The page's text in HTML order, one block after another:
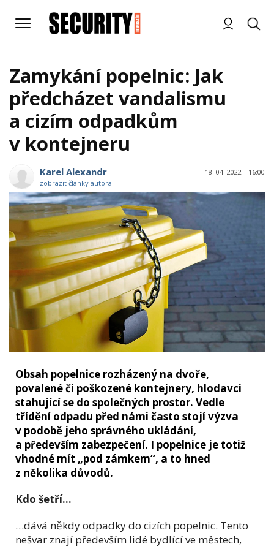
Zamykání popelnic: Jak
předcházet vandalismu
a cizím odpadkům
v kontejneru
Karel Alexandr
zobrazit články autora
18. 04. 2022 16:00
Obsah popelnice rozházený na dvoře,
povalené či poškozené kontejnery, hlodavci
stahující se do společných prostor. Vedle
třídění odpadu před námi často stojí výzva
v podobě jeho správného ukládání,
a především zabezpečení. I popelnice je totiž
vhodné mít „pod zámkem“, a to hned
z několika důvodů.
Kdo šetří…
…dává někdy odpadky do cizích popelnic. Tento
nešvar znají především lidé bydlící ve městech,